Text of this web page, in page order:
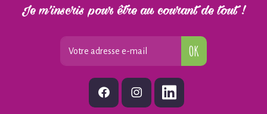
Je m’inscris pour être au courant de tout !
OK